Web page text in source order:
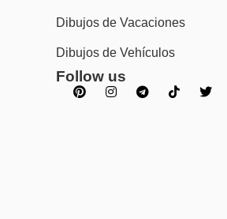
Dibujos de Vacaciones
Dibujos de Vehículos
Follow us